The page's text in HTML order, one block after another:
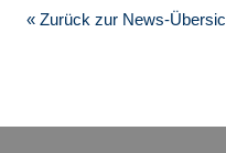
« Zurück zur News-